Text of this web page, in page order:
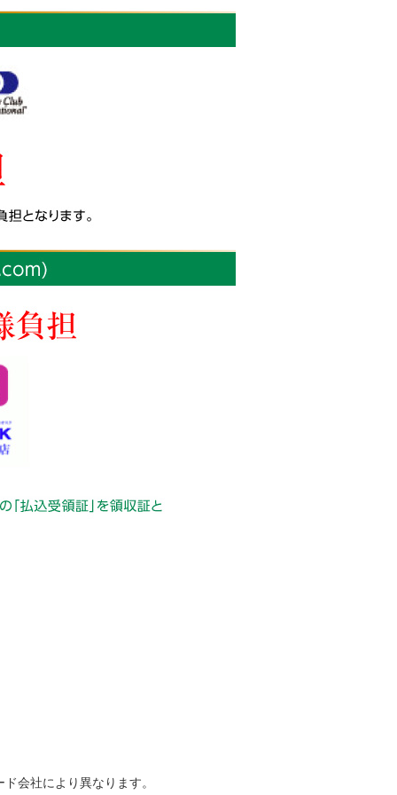
会社により異なります。